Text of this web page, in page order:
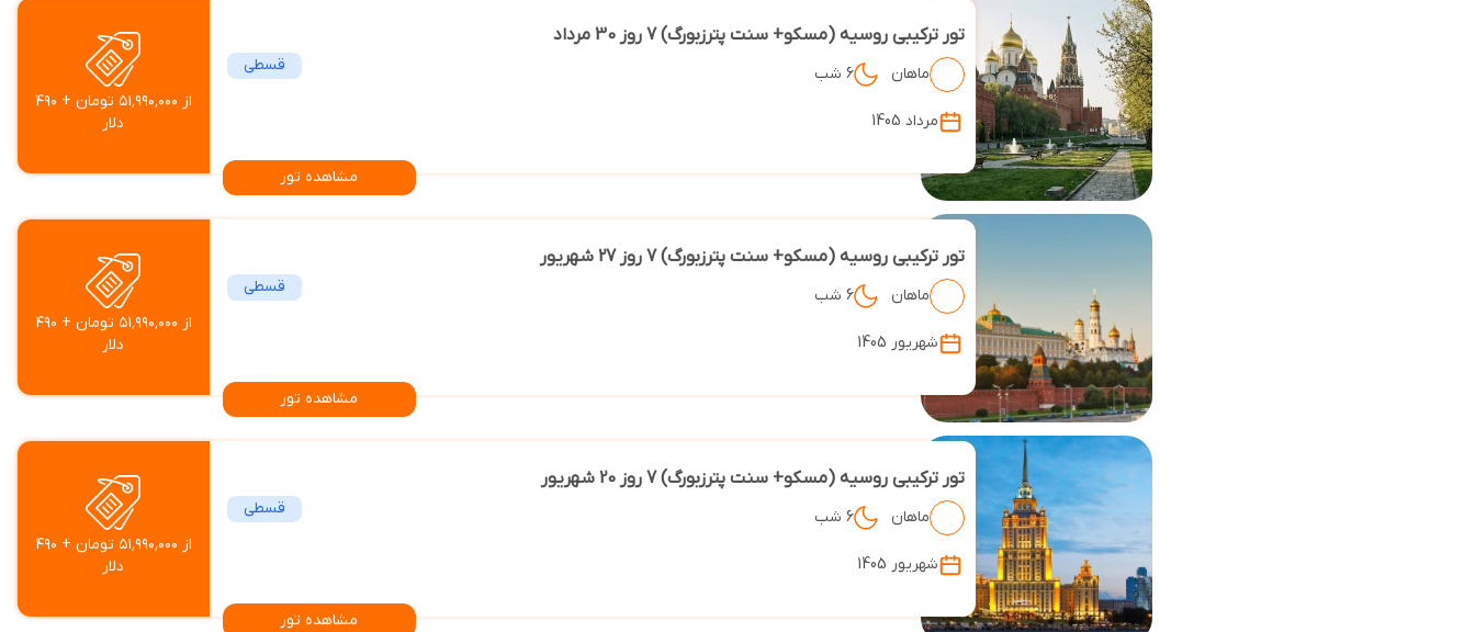
تور ترکیبی روسیه (مسکو+ سنت پترزبورگ) 7 روز 30 مرداد
ماهان 6 شب قسطی
مرداد 1405
مشاهده تور
از ۵۱٬۹۹۰٬۰۰۰ تومان + ۴۹۰
دلار
تور ترکیبی روسیه (مسکو+ سنت پترزبورگ) 7 روز 27 شهریور
ماهان 6 شب قسطی
شهریور 1405
مشاهده تور
از ۵۱٬۹۹۰٬۰۰۰ تومان + ۴۹۰
دلار
تور ترکیبی روسیه (مسکو+ سنت پترزبورگ) 7 روز 20 شهریور
ماهان 6 شب قسطی
شهریور 1405
مشاهده تور
از ۵۱٬۹۹۰٬۰۰۰ تومان + ۴۹۰
دلار